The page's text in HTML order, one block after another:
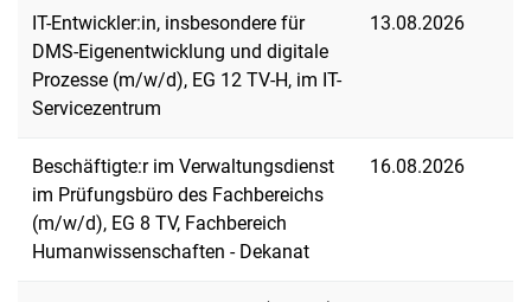
IT-Entwickler:in, insbesondere für
DMS-Eigenentwicklung und digitale
Prozesse (m/w/d), EG 12 TV-H, im IT-
Servicezentrum
13.08.2026
Beschäftigte:r im Verwaltungsdienst
im Prüfungsbüro des Fachbereichs
(m/w/d), EG 8 TV, Fachbereich
Humanwissenschaften - Dekanat
16.08.2026